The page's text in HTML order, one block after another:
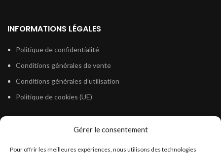
Gérer le consentement
Pour offrir les meilleures expériences, nous utilisons des technologies
INFORMATIONS LÉGALES
Politique de confidentialité
Conditions générales de vente
Conditions générales d’utilisation
Politique de cookies (UE)
Législation Gasoil Fioul GNR